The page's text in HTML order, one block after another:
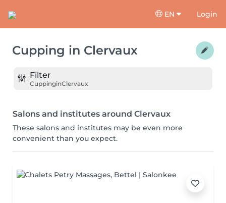
EN Login
Cupping in Clervaux
Filter
CuppinginClervaux
Salons and institutes around Clervaux
These salons and institutes may be even more
convenient than you expect.